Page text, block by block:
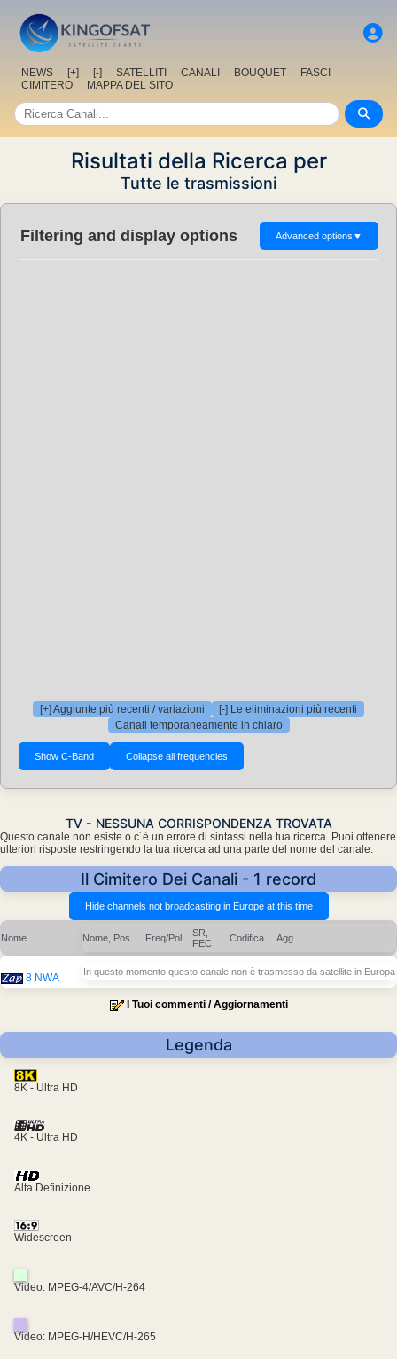
NEWS [+] [-] SATELLITI CANALI BOUQUET
FASCI
CIMITERO
MAPPA DEL SITO
Risultati della Ricerca per
Tutte le trasmissioni
Filtering and display options Advanced options ▼
[+] Aggiunte più recenti / variazioni
[-] Le eliminazioni più recenti
Canali temporaneamente in chiaro
TV - NESSUNA CORRISPONDENZA TROVATA
Questo canale non esiste o c´è un errore di sintassi nella tua ricerca. Puoi ottenere
ulteriori risposte restringendo la tua ricerca ad una parte del nome del canale.
Il Cimitero Dei Canali - 1 record
Nome Nome, Pos. Freq/Pol
SR,
FEC
Codifica Agg.
8 NWA In questo momento questo canale non è trasmesso da satellite in Europa
I Tuoi commenti / Aggiornamenti
Legenda
8K - Ultra HD
4K - Ultra HD
Alta Definizione
Widescreen
Video: MPEG-4/AVC/H-264
Video: MPEG-H/HEVC/H-265